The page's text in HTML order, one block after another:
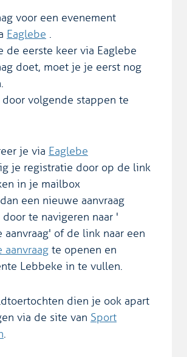
voor een evenement
Eaglebe .
de eerste keer via Eaglebe
doet, moet je je eerst nog
volgende stappen te
je via Eaglebe
je registratie door op de link
in je mailbox
een nieuwe aanvraag
door te navigeren naar '
aanvraag' of de link naar een
aanvraag te openen en
Lebbeke in te vullen.
dien je ook apart
via de site van Sport
.